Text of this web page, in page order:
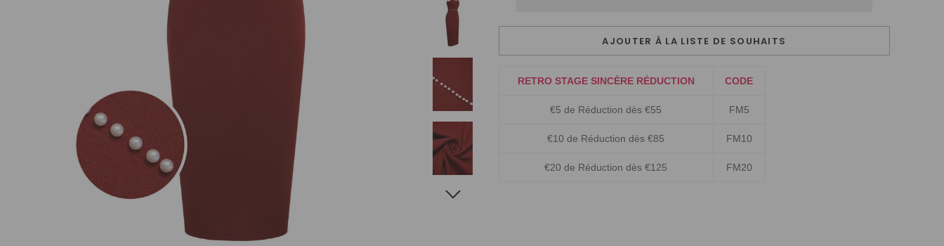
AJOUTER À LA LISTE DE SOUHAITS
RETRO STAGE SINCÈRE RÉDUCTION CODE
€5 de Réduction dès €55 FM5
€10 de Réduction dès €85 FM10
€20 de Réduction dès €125 FM20